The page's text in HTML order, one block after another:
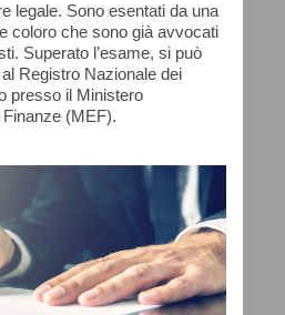
legale. Sono esentati da una
coloro che sono già avvocati
Superato l’esame, si può
Registro Nazionale dei
presso il Ministero
Finanze (MEF).